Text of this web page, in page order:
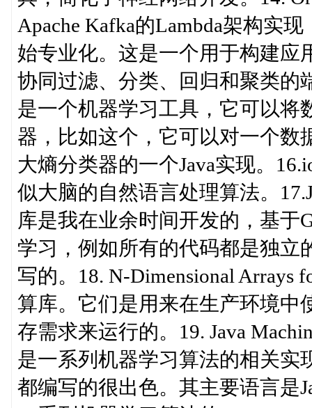
Apache Kafka的Lambda架构实
始专业化。这是一个用于构建应
协同过滤、分类、回归和聚类的
是一个机器学习工具，它可以将
器，比如这个，它可以对一个数
大熵分类器的一个Java实现。
似大脑的自然语言处理算法。
库是我在业余时间开发的，基于
学习，例如所有的代码都是独立
写的。18. N-Dimensional Arrays
算库。它们是用来在生产环境中
存需求来运行的。19. Java
是一系列机器学习算法的相关实
都编写的很出色。其主要语言是